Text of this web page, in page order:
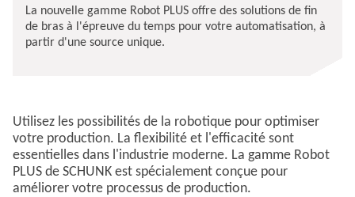
La nouvelle gamme Robot PLUS offre des solutions de fin
de bras à l'épreuve du temps pour votre automatisation, à
partir d'une source unique.
Utilisez les possibilités de la robotique pour optimiser
votre production. La flexibilité et l'efficacité sont
essentielles dans l'industrie moderne. La gamme Robot
PLUS de SCHUNK est spécialement conçue pour
améliorer votre processus de production.